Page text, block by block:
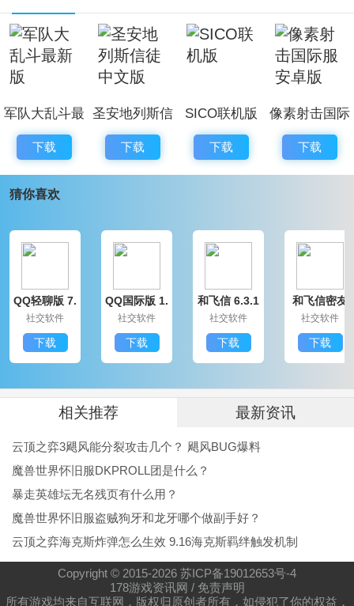
黑暗场景，更加激烈而令人兴奋的决斗将呈现在你面
前；
3、迅速找到一种方法来对抗身后的僵尸， 操作也很简
单和快乐，这并不像你想的那么无聊。
怪物猎人僵尸射击小编点评
计都是很不错的，也有很多不一样的武器可以使用，唯
新手机大作，但是玩玩还是非常可以的。
军队大乱斗最
新版
下载
圣安地列斯信
徒中文版
下载
SICO联机版
下载
像素射击国际
服安卓版
下载
猜你喜欢
QQ轻聊版 7.
9.14314.0
社交软件
下载
QQ国际版 1.
91.1370.0
社交软件
下载
和飞信 6.3.1
200
社交软件
下载
和飞信密友
圈版 6.3.120
社交软件
下载
相关推荐 最新资讯
云顶之弈3飓风能分裂攻击几个？ 飓风BUG爆料
魔兽世界怀旧服DKPROLL团是什么？
暴走英雄坛无名残页有什么用？
魔兽世界怀旧服盗贼狗牙和龙牙哪个做副手好？
云顶之弈海克斯炸弹怎么生效 9.16海克斯羁绊触发机制
Copyright © 2015-2026 苏ICP备19012653号-4
178游戏资讯网 / 免责声明
所有游戏均来自互联网，版权归原创者所有，如侵犯了你的权益，